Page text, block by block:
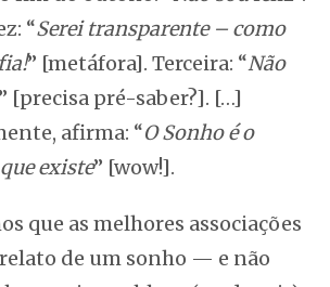
“Serei transparente – como
” [metáfora]. Terceira: “Não
[precisa pré-saber?]. […]
afirma: “O Sonho é o
existe” [wow!].
que as melhores associações
de um sonho — e não